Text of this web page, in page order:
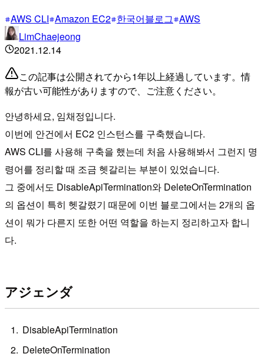
AWS CLI Amazon EC2 한국어블로그 AWS
LimChaejeong
2021.12.14
この記事は公開されてから1年以上経過しています。情
報が古い可能性がありますので、ご注意ください。
안녕하세요, 임채정입니다.
이번에 안건에서 EC2 인스턴스를 구축했습니다.
AWS CLI를 사용해 구축을 했는데 처음 사용해봐서 그런지 명
령어를 정리할 때 조금 헷갈리는 부분이 있었습니다.
그 중에서도 DisableApiTermination와 DeleteOnTermination
의 옵션이 특히 헷갈렸기 때문에 이번 블로그에서는 2개의 옵
션이 뭐가 다른지 또한 어떤 역할을 하는지 정리하고자 합니
다.
アジェンダ
DisableApiTermination
DeleteOnTermination